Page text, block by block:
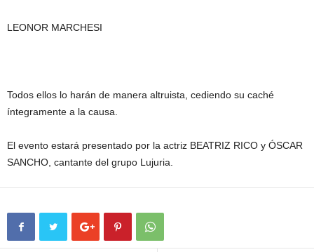
LEONOR MARCHESI
Todos ellos lo harán de manera altruista, cediendo su caché
íntegramente a la causa.
El evento estará presentado por la actriz BEATRIZ RICO y ÓSCAR
SANCHO, cantante del grupo Lujuria.